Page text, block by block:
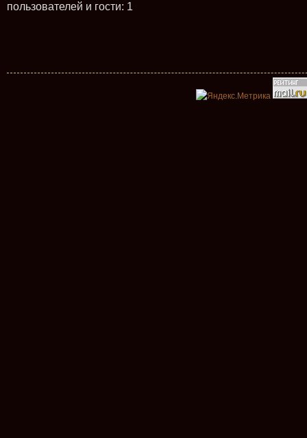
пользователей и гости: 1